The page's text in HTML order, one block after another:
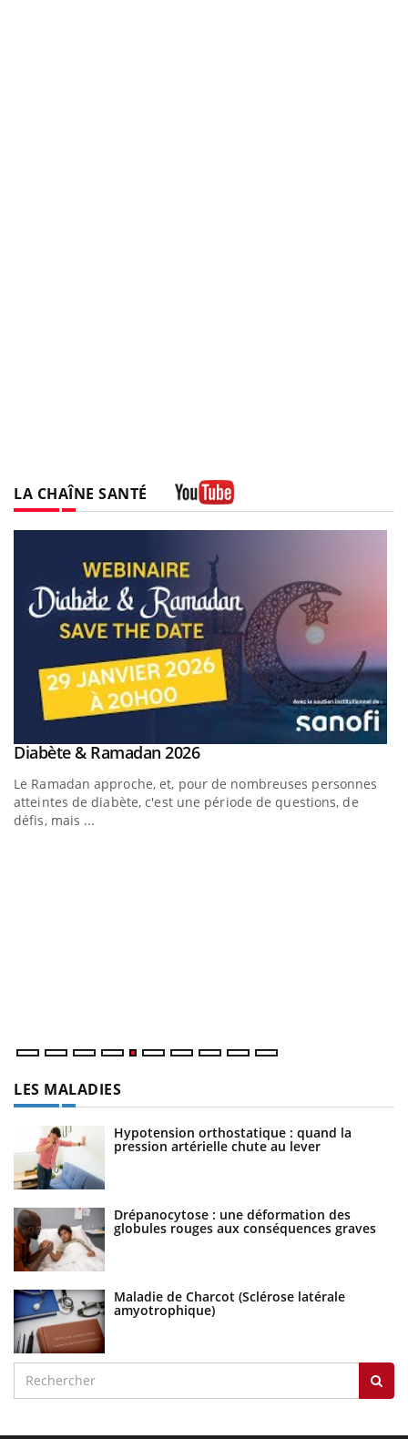
LA CHAÎNE SANTÉ
Youtube
Diabète & Ramadan 2026Youtube
Le Ramadan approche, et, pour de nombreuses personnes
atteintes de diabète, c'est une période de questions, de
défis, mais ...
LES MALADIES
Hypotension orthostatique : quand la
pression artérielle chute au lever
Drépanocytose : une déformation des
globules rouges aux conséquences graves
Maladie de Charcot (Sclérose latérale
amyotrophique)